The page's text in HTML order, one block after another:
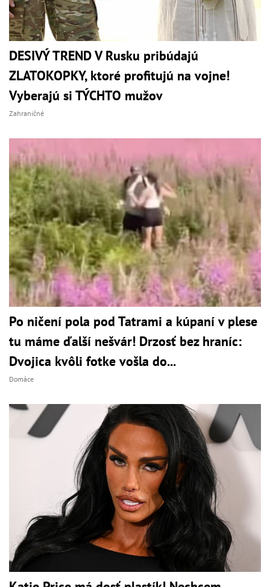
DESIVÝ TREND V Rusku pribúdajú
ZLATOKOPKY, ktoré profitujú na vojne!
Vyberajú si TÝCHTO mužov
Zahraničné
Po ničení pola pod Tatrami a kúpaní v plese
tu máme ďalší nešvár! Drzosť bez hraníc:
Dvojica kvôli fotke vošla do...
Domáce